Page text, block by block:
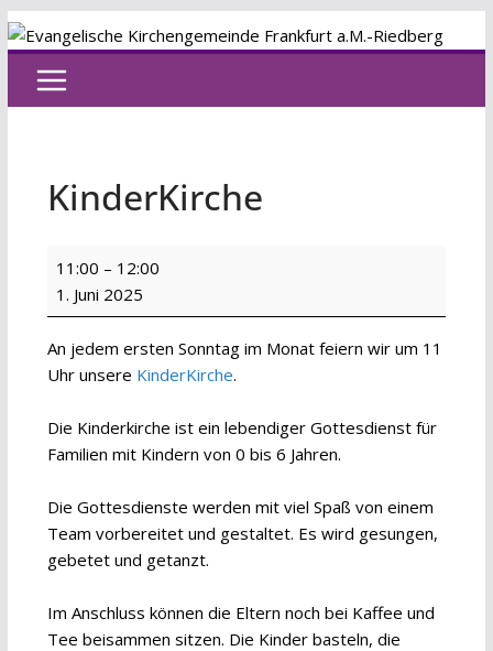
Zum
Inhalt
springen
KinderKirche
KinderKirche
11:00 – 12:00
1. Juni 2025
An jedem ersten Sonntag im Monat feiern wir um 11
Uhr unsere KinderKirche.
Die Kinderkirche ist ein lebendiger Gottesdienst für
Familien mit Kindern von 0 bis 6 Jahren.
Die Gottesdienste werden mit viel Spaß von einem
Team vorbereitet und gestaltet. Es wird gesungen,
gebetet und getanzt.
Im Anschluss können die Eltern noch bei Kaffee und
Tee beisammen sitzen. Die Kinder basteln, die